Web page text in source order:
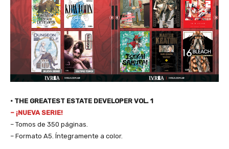
• THE GREATEST ESTATE DEVELOPER VOL. 1
– ¡NUEVA SERIE!
– Tomos de 350 páginas.
– Formato A5. Íntegramente a color.